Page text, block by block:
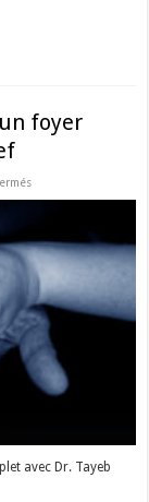
foyer
sur
foyer
spirituel »
avec
Tayeb
Chouiref
avec Dr. Tayeb